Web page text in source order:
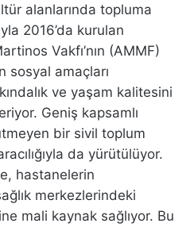
alanlarında topluma
2016’da kurulan
Vakfı’nın (AMMF)
sosyal amaçları
ve yaşam kalitesini
Geniş kapsamlı
bir sivil toplum
da yürütülüyor.
hastanelerin
merkezlerindeki
mali kaynak sağlıyor. Bu